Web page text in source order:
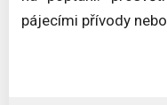
pájecími přívody